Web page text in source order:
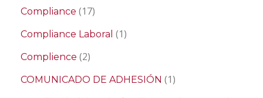
Compliance (17)
Compliance Laboral (1)
Complience (2)
COMUNICADO DE ADHESIÓN (1)